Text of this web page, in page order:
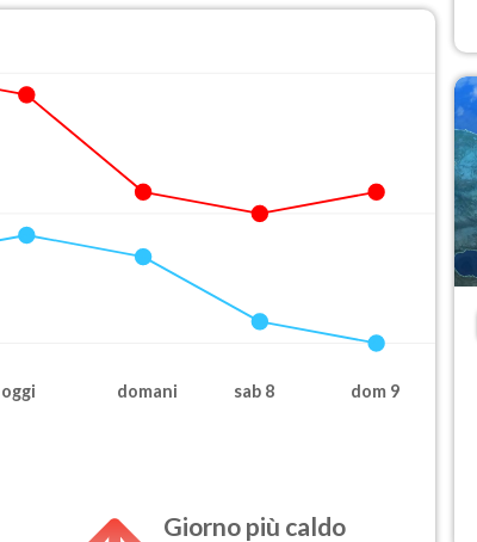
oggi domani sab 8 dom 9
Giorno più caldo